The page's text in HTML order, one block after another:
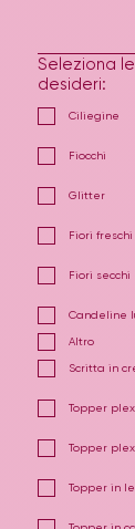
Seleziona
desideri:
Ciliegine
Fiocchi
Glitter
Fiori freschi
Fiori secchi
Candeline
Altro
Scritta in
Topper
Topper
Topper in